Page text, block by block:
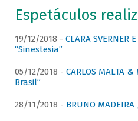
Espetáculos
19/12/2018 - CLARA SVERNER
“Sinestesia”
05/12/2018 - CARLOS MALTA
Brasil”
28/11/2018 - BRUNO